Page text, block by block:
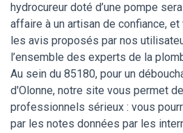
hydrocureur doté d’une pompe
affaire à un artisan de confiance,
les avis proposés par nos
l’ensemble des experts de la
Au sein du 85180, pour un
d'Olonne, notre site vous permet
professionnels sérieux : vous
par les notes données par les